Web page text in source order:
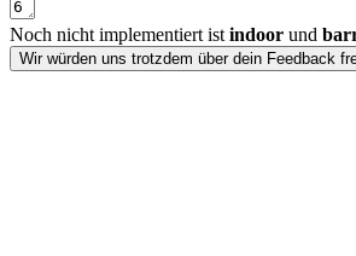
Noch nicht implementiert ist indoor und
Wir würden uns trotzdem über dein Feedback